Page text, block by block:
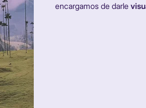
encargamos de darle